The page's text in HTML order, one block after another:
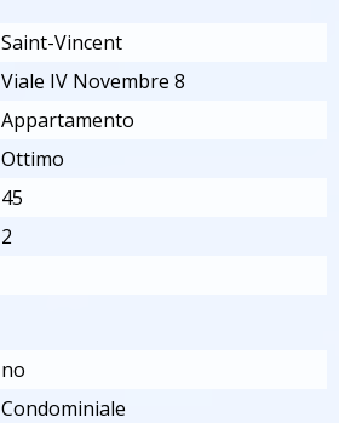
Saint-Vincent
Viale IV Novembre 8
Appartamento
Ottimo
45
2
no
Condominiale